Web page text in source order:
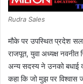
Rudra Sales
मौके पर उपस्थित प्रदेश
राजपूत, युवा अध्यक्ष नवनीत
अन्य सदस्य ने उनको बधाई
कहा कि जो मुझ पर